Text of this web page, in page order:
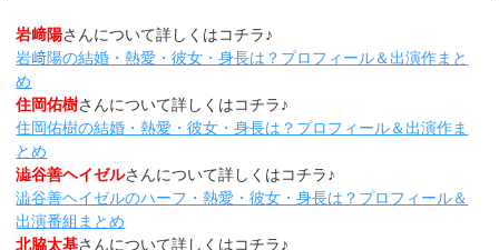
岩﨑陽さんについて詳しくはコチラ♪
岩﨑陽の結婚・熱愛・彼女・身長は？プロフィール＆出演作まと
め
住岡佑樹さんについて詳しくはコチラ♪
住岡佑樹の結婚・熱愛・彼女・身長は？プロフィール＆出演作ま
とめ
澁谷善ヘイゼルさんについて詳しくはコチラ♪
澁谷善ヘイゼルのハーフ・熱愛・彼女・身長は？プロフィール＆
出演番組まとめ
北脇太基さんについて詳しくはコチラ♪